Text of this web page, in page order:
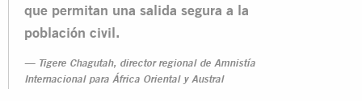
que permitan una salida segura a la
población civil.
Tigere Chagutah, director regional de Amnistía
Internacional para África Oriental y Austral